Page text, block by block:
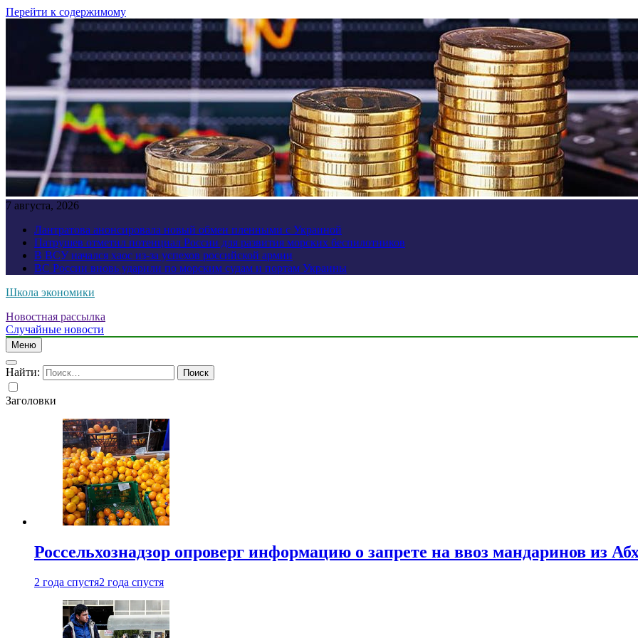
Перейти к содержимому
7 августа, 2026
Лантратова анонсировала новый обмен пленными с Украиной
Патрушев отметил потенциал России для развития морских беспилотников
В ВСУ начался хаос из-за успехов российской армии
ВС России вновь ударили по морским судам и портам Украины
Школа экономики
Новостная рассылка
Случайные новости
Меню
Найти:
Заголовки
Россельхознадзор опроверг информацию о запрете на ввоз мандаринов из
2 года спустя2 года спустя